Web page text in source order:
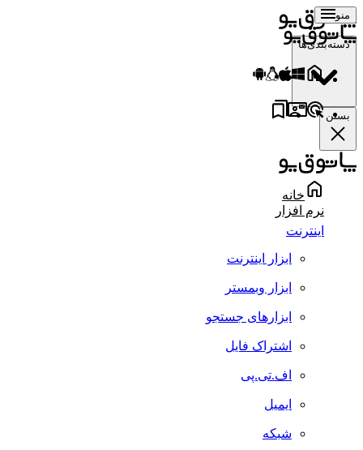
منو
دسته‌بندی‌ها
بستن
خانه
نرم افزار
اینترنت
ابزار اینترنت
ابزار وبمستر
ابزارهای جستجو
اشتراک فایل
اف.تی.پی
ایمیل
شبکه